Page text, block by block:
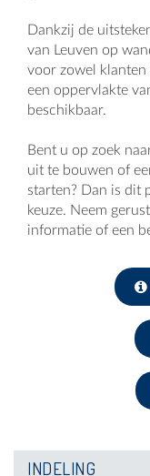
Dankzij de
van Leuven op
voor zowel klanten
een oppervlakte
beschikbaar.
Bent u op zoek
uit te bouwen of
starten? Dan is dit
keuze. Neem
informatie of een
INDELING